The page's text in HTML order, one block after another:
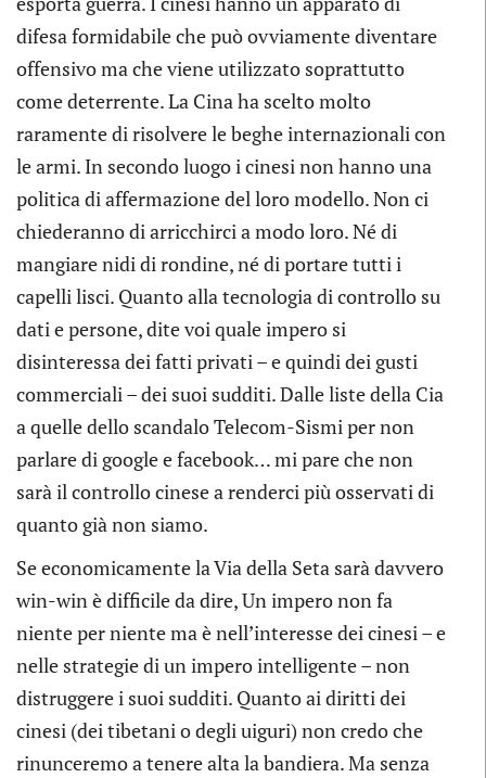
difesa formidabile che può ovviamente diventare
offensivo ma che viene utilizzato soprattutto
come deterrente. La Cina ha scelto molto
raramente di risolvere le beghe internazionali con
le armi. In secondo luogo i cinesi non hanno una
politica di affermazione del loro modello. Non ci
chiederanno di arricchirci a modo loro. Né di
mangiare nidi di rondine, né di portare tutti i
capelli lisci. Quanto alla tecnologia di controllo su
dati e persone, dite voi quale impero si
disinteressa dei fatti privati – e quindi dei gusti
commerciali – dei suoi sudditi. Dalle liste della Cia
a quelle dello scandalo Telecom-Sismi per non
parlare di google e facebook… mi pare che non
sarà il controllo cinese a renderci più osservati di
quanto già non siamo.
Se economicamente la Via della Seta sarà davvero
win-win è difficile da dire, Un impero non fa
niente per niente ma è nell’interesse dei cinesi – e
nelle strategie di un impero intelligente – non
distruggere i suoi sudditi. Quanto ai diritti dei
cinesi (dei tibetani o degli uiguri) non credo che
rinunceremo a tenere alta la bandiera. Ma senza